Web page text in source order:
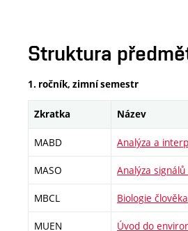
Struktura
1. ročník, zimní semestr
Zkratka Název
MABD Analýza a
MASO Analýza
MBCL Biologie člověka
MUEN Úvod do